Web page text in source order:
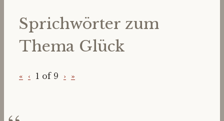
Sprichwörter zum
Thema Glück
« ‹ 1 of 9 › »